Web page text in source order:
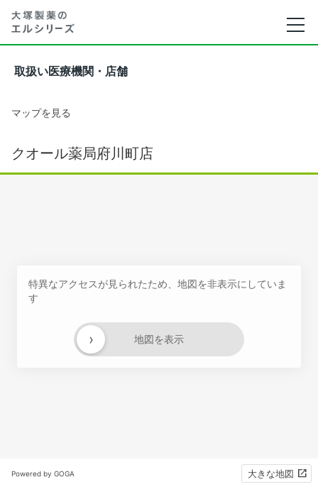
取扱い医療機関・店舗
マップを見る
クオール薬局府川町店
特異なアクセスが見られたため、地図を非表示にしていま
す
地図を表示
›
Powered by GOGA 大きな地図